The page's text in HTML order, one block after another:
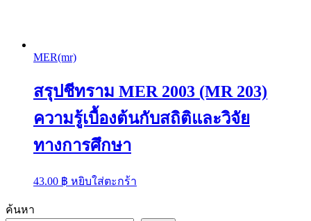
MER(mr)
สรุปชีทราม MER 2003 (MR 203)
ความรู้เบื้องต้นกับสถิติและวิจัย
ทางการศึกษา
43.00 ฿ หยิบใส่ตะกร้า
ค้นหา